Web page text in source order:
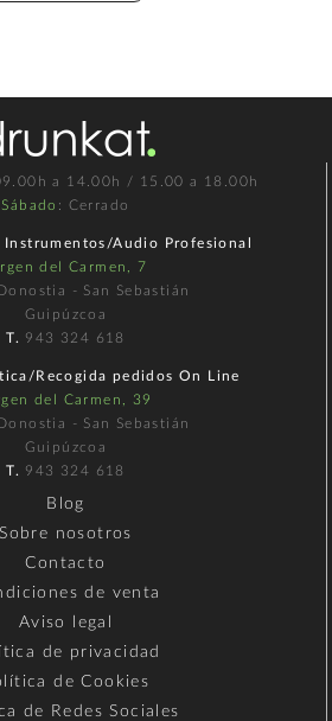
a 14.00h / 15.00 a 18.00h
Sábado : Cerrado
Instrumentos/Audio Profesional
del Carmen, 7
- San Sebastián
Guipúzcoa
T. 943 324 618
Recogida pedidos On Line
del Carmen, 39
- San Sebastián
Guipúzcoa
T. 943 324 618
Blog
Sobre nosotros
Contacto
de venta
Aviso legal
de privacidad
de Cookies
de Redes Sociales